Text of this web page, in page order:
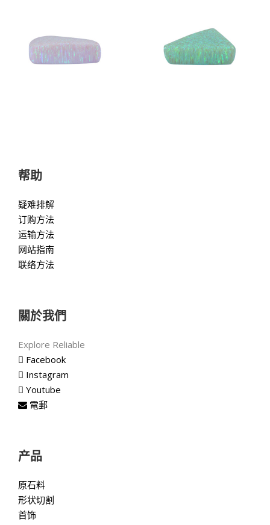
帮助
疑难排解
订购方法
运输方法
网站指南
联络方法
關於我們
Explore Reliable
Facebook
Instagram
Youtube
電郵
产品
原石料
形状切割
首饰